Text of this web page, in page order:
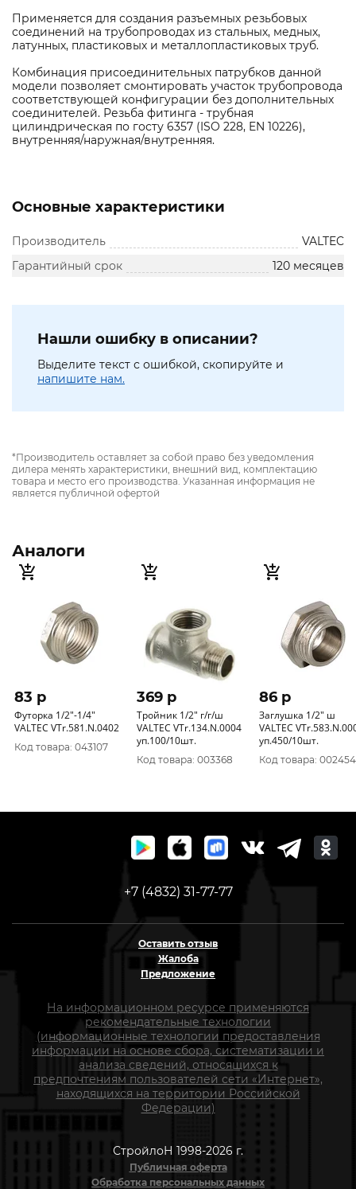
Применяется для создания разъемных резьбовых
соединений на трубопроводах из стальных, медных,
латунных, пластиковых и металлопластиковых труб.
Комбинация присоединительных патрубков данной
модели позволяет смонтировать участок трубопровода
соответствующей конфигурации без дополнительных
соединителей. Резьба фитинга - трубная
цилиндрическая по госту 6357 (ISO 228, EN 10226),
внутренняя/наружная/внутренняя.
Основные характеристики
Производитель
VALTEC
Гарантийный срок
120 месяцев
Нашли ошибку в описании?
Выделите текст с ошибкой, скопируйте и
напишите нам.
*Производитель оставляет за собой право без уведомления
дилера менять характеристики, внешний вид, комплектацию
товара и место его производства. Указанная информация не
является публичной офертой
Аналоги
83 p
Футорка 1/2"-1/4"
VALTEC VTr.581.N.0402
Код товара: 043107
369 p
Тройник 1/2" г/г/ш
VALTEC VTr.134.N.0004
уп.100/10шт.
Код товара: 003368
86 p
Заглушка 1/2" ш
VALTEC
уп.450/10шт.
Код товара: 002454
+7 (4832) 31-77-77
Оставить отзыв
Жалоба
Предложение
На информационном ресурсе применяются
рекомендательные технологии
(информационные технологии предоставления
информации на основе сбора, систематизации и
анализа сведений, относящихся к
предпочтениям пользователей сети «Интернет»,
находящихся на территории Российской
Федерации)
СтройлоН 1998-2026 г.
Публичная оферта
Обработка персональных данных